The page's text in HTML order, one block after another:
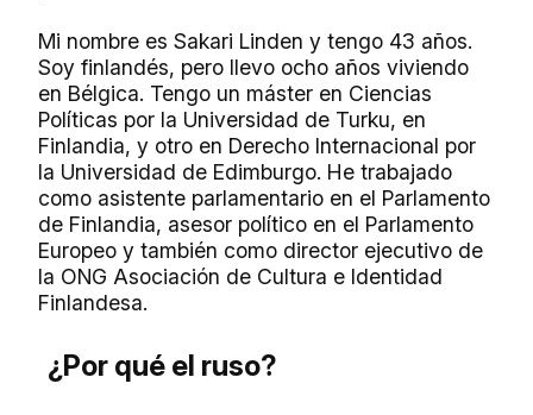
Mi nombre es Sakari Linden y tengo 43 años.
Soy finlandés, pero llevo ocho años viviendo
en Bélgica. Tengo un máster en Ciencias
Políticas por la Universidad de Turku, en
Finlandia, y otro en Derecho Internacional por
la Universidad de Edimburgo. He trabajado
como asistente parlamentario en el Parlamento
de Finlandia, asesor político en el Parlamento
Europeo y también como director ejecutivo de
la ONG Asociación de Cultura e Identidad
Finlandesa.
¿Por qué el ruso?